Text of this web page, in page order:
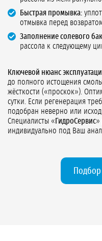
Быстрая промывка:
отмывка перед
Заполнение солевого
рассола к следующему
Ключевой нюанс
до полного истощения
жёсткости («проскок»).
сутки. Если регенерация
подобран неверно или
Специалисты «ГидроСервис»
индивидуально под Ваш